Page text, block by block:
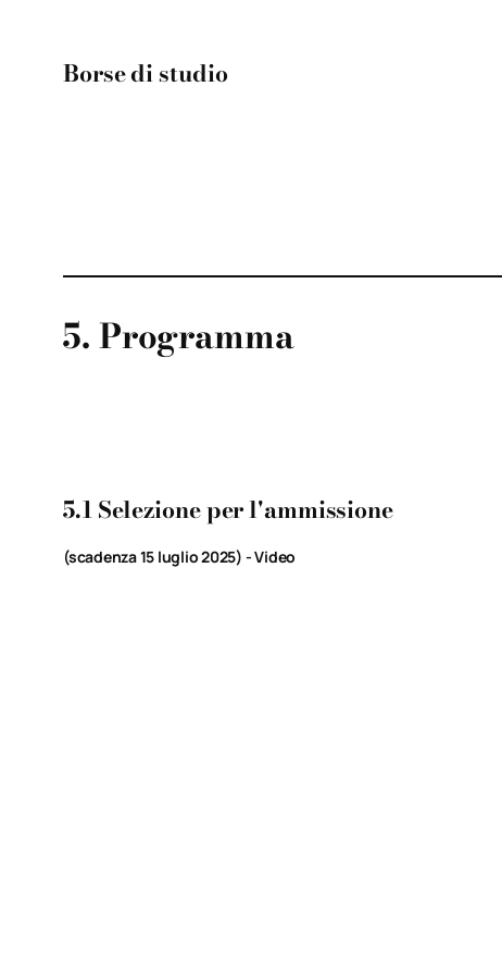
Borse di studio
5. Programma
5.1 Selezione per l'ammissione
(scadenza 15 luglio2025) - Video